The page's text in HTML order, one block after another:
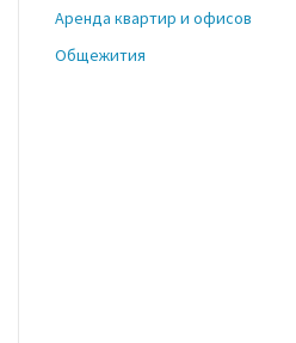
Аренда квартир и офисов
Общежития